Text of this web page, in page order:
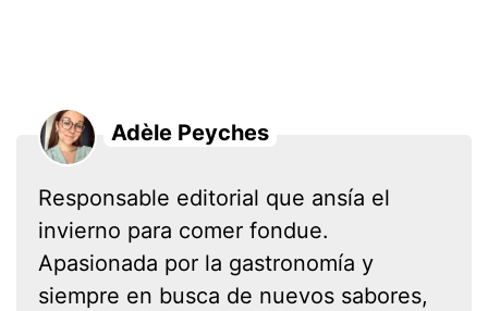
Adèle Peyches
Responsable editorial que ansía el
invierno para comer fondue.
Apasionada por la gastronomía y
siempre en busca de nuevos sabores,